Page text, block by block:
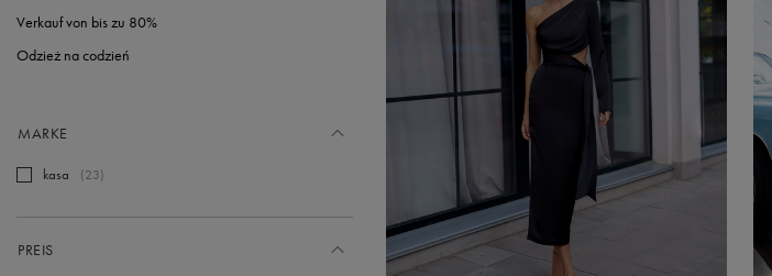
Verkauf von bis zu 80%
Odzież na codzień
MARKE
kasa 23
PREIS